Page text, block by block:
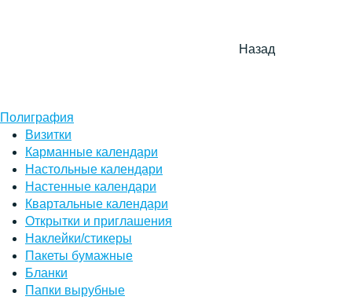
Назад
Полиграфия
Визитки
Карманные календари
Настольные календари
Настенные календари
Квартальные календари
Открытки и приглашения
Наклейки/стикеры
Пакеты бумажные
Бланки
Папки вырубные